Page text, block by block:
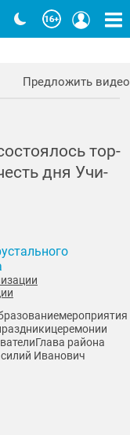
Предложить видео
тор­
дня Учи­
мероприятия
церемонии
Глава района
Иванович